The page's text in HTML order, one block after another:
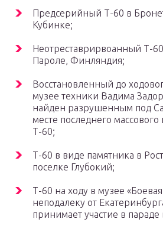
Предсерийный Т-60 в
Кубинке;
Неотреставрирвоанный Т-
Пароле, Финляндия;
Восстановленный до
музее техники Вадима
найден разрушенным под
месте последнего массового
Т-60;
Т-60 в виде памятника в
поселке Глубокий;
Т-60 на ходу в музее
неподалеку от
принимает участие в